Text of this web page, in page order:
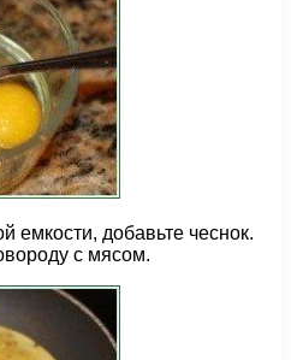
емкости, добавьте чеснок.
с мясом.